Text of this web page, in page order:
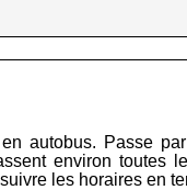
autobus. Passe
environ
les horaires en